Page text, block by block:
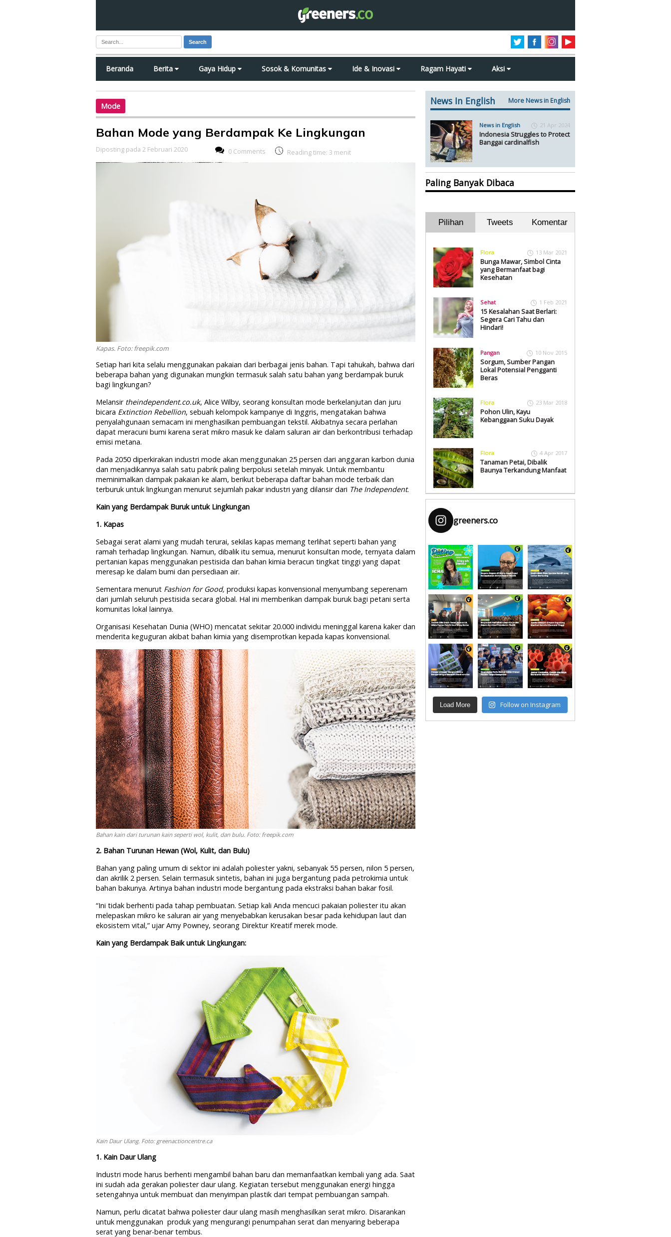
Search
Beranda Berita Gaya Hidup Sosok & Komunitas Ide & Inovasi Ragam Hayati Aksi
Mode
Bahan Mode yang Berdampak Ke Lingkungan
Diposting pada 2 Februari 2020 0 Comments Reading time: 3 menit
Kapas. Foto: freepik.com
Setiap hari kita selalu menggunakan pakaian dari berbagai jenis bahan. Tapi tahukah, bahwa dari
beberapa bahan yang digunakan mungkin termasuk salah satu bahan yang berdampak buruk
bagi lingkungan?
Melansir theindependent.co.uk, Alice Wilby, seorang konsultan mode berkelanjutan dan juru
bicara Extinction Rebellion, sebuah kelompok kampanye di Inggris, mengatakan bahwa
penyalahgunaan semacam ini menghasilkan pembuangan tekstil. Akibatnya secara perlahan
dapat meracuni bumi karena serat mikro masuk ke dalam saluran air dan berkontribusi terhadap
emisi metana.
Pada 2050 diperkirakan industri mode akan menggunakan 25 persen dari anggaran karbon dunia
dan menjadikannya salah satu pabrik paling berpolusi setelah minyak. Untuk membantu
meminimalkan dampak pakaian ke alam, berikut beberapa daftar bahan mode terbaik dan
terburuk untuk lingkungan menurut sejumlah pakar industri yang dilansir dari The Independent.
Kain yang Berdampak Buruk untuk Lingkungan
1. Kapas
Sebagai serat alami yang mudah terurai, sekilas kapas memang terlihat seperti bahan yang
ramah terhadap lingkungan. Namun, dibalik itu semua, menurut konsultan mode, ternyata dalam
pertanian kapas menggunakan pestisida dan bahan kimia beracun tingkat tinggi yang dapat
meresap ke dalam bumi dan persediaan air.
Sementara menurut Fashion for Good, produksi kapas konvensional menyumbang seperenam
dari jumlah seluruh pestisida secara global. Hal ini memberikan dampak buruk bagi petani serta
komunitas lokal lainnya.
Organisasi Kesehatan Dunia (WHO) mencatat sekitar 20.000 individu meninggal karena kaker dan
menderita keguguran akibat bahan kimia yang disemprotkan kepada kapas konvensional.
Bahan kain dari turunan kain seperti wol, kulit, dan bulu. Foto: freepik.com
2. Bahan Turunan Hewan (Wol, Kulit, dan Bulu)
Bahan yang paling umum di sektor ini adalah poliester yakni, sebanyak 55 persen, nilon 5 persen,
dan akrilik 2 persen. Selain termasuk sintetis, bahan ini juga bergantung pada petrokimia untuk
bahan bakunya. Artinya bahan industri mode bergantung pada ekstraksi bahan bakar fosil.
“Ini tidak berhenti pada tahap pembuatan. Setiap kali Anda mencuci pakaian poliester itu akan
melepaskan mikro ke saluran air yang menyebabkan kerusakan besar pada kehidupan laut dan
ekosistem vital,” ujar Amy Powney, seorang Direktur Kreatif merek mode.
Kain yang Berdampak Baik untuk Lingkungan:
Kain Daur Ulang. Foto: greenactioncentre.ca
1. Kain Daur Ulang
Industri mode harus berhenti mengambil bahan baru dan memanfaatkan kembali yang ada. Saat
ini sudah ada gerakan poliester daur ulang. Kegiatan tersebut menggunakan energi hingga
setengahnya untuk membuat dan menyimpan plastik dari tempat pembuangan sampah.
Namun, perlu dicatat bahwa poliester daur ulang masih menghasilkan serat mikro. Disarankan
untuk menggunakan produk yang mengurangi penumpahan serat dan menyaring beberapa
serat yang benar-benar tembus.
News In English More News in English
News in English 21 Apr 2024
Indonesia Struggles to Protect
Banggai cardinalfish
Paling Banyak Dibaca
Pilihan Tweets Komentar
Flora 13 Mar 2021
Bunga Mawar, Simbol Cinta
yang Bermanfaat bagi
Kesehatan
Sehat 1 Feb 2021
15 Kesalahan Saat Berlari:
Segera Cari Tahu dan
Hindari!
Pangan 10 Nov 2015
Sorgum, Sumber Pangan
Lokal Potensial Pengganti
Beras
Flora 23 Mar 2018
Pohon Ulin, Kayu
Kebanggaan Suku Dayak
Flora 4 Apr 2017
Tanaman Petai, Dibalik
Baunya Terkandung Manfaat
greeners.co
Load More Follow on Instagram